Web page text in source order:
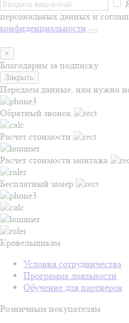
персональных данных и
конфиденциальности
×
Благодарим за подписку
Закрыть
Передаем данные, нам нужно
Обратный звонок
Расчет стоимости
Расчет стоимости монтажа
Бесплатный замер
Кровельщикам
Условия сотрудничества
Программа лояльности
Обучение для партнёров
Розничным покупателям